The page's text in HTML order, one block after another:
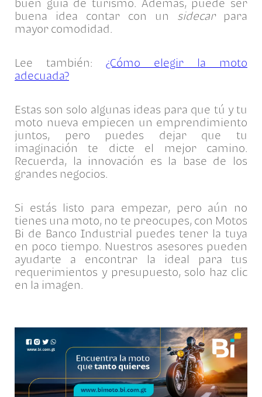
buen guía de turismo. Además, puede ser
buena idea contar con un sidecar para
mayor comodidad.
Lee también: ¿Cómo elegir la moto
adecuada?
Estas son solo algunas ideas para que tú y tu
moto nueva empiecen un emprendimiento
juntos, pero puedes dejar que tu
imaginación te dicte el mejor camino.
Recuerda, la innovación es la base de los
grandes negocios.
Si estás listo para empezar, pero aún no
tienes una moto, no te preocupes, con Motos
Bi de Banco Industrial puedes tener la tuya
en poco tiempo. Nuestros asesores pueden
ayudarte a encontrar la ideal para tus
requerimientos y presupuesto, solo haz clic
en la imagen.